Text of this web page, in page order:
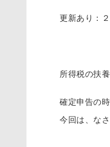
更新あり：
所得税の扶養
確定申告の
今回は、な